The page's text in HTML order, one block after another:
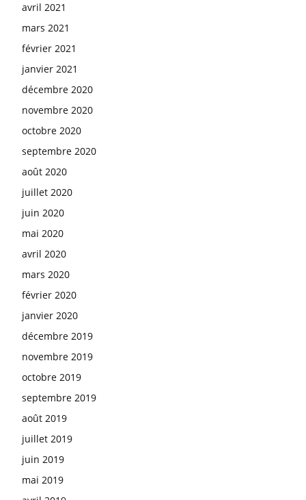
avril 2021
mars 2021
février 2021
janvier 2021
décembre 2020
novembre 2020
octobre 2020
septembre 2020
août 2020
juillet 2020
juin 2020
mai 2020
avril 2020
mars 2020
février 2020
janvier 2020
décembre 2019
novembre 2019
octobre 2019
septembre 2019
août 2019
juillet 2019
juin 2019
mai 2019